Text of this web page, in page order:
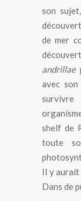
son
de mer
andrillae
avec
survivre
shelf de
toute
Il y aurait
Dans de